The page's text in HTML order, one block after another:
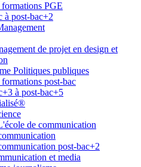
formations PGE
à post-bac+2
de projet en design et
Politiques publiques
post-bac
à post-bac+5
de communication
post-bac+2
et media